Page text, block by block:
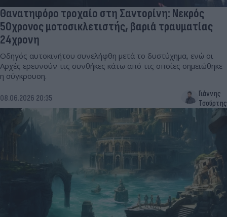
Θανατηφόρο τροχαίο στη Σαντορίνη: Νεκρός
50χρονος μοτοσικλετιστής, βαριά τραυματίας
24χρονη
Οδηγός αυτοκινήτου συνελήφθη μετά το δυστύχημα, ενώ οι
Αρχές ερευνούν τις συνθήκες κάτω από τις οποίες σημειώθηκε
η σύγκρουση.
08.06.2026 20:35
Γιάννης
Τσούρτης